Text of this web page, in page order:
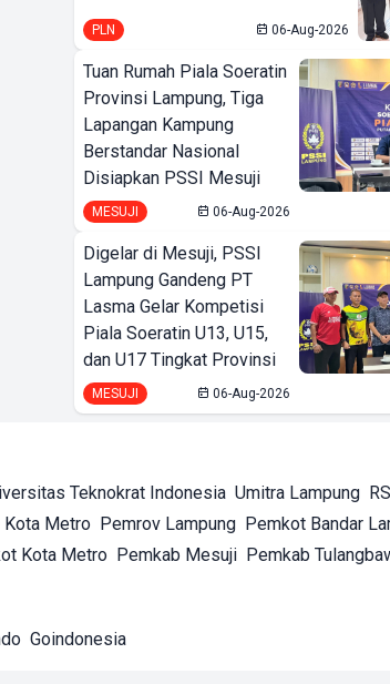
PLN 06-Aug-2026
Tuan Rumah Piala Soeratin
Provinsi Lampung, Tiga
Lapangan Kampung
Berstandar Nasional
Disiapkan PSSI Mesuji
MESUJI 06-Aug-2026
Digelar di Mesuji, PSSI
Lampung Gandeng PT
Lasma Gelar Kompetisi
Piala Soeratin U13, U15,
dan U17 Tingkat Provinsi
MESUJI 06-Aug-2026
Teknokrat Indonesia Umitra Lampung
Kota Metro Pemrov Lampung Pemkot Bandar
Kota Metro Pemkab Mesuji Pemkab
Goindonesia